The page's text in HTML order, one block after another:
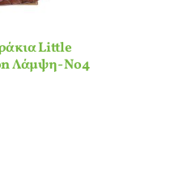
Little
Λάμψη- Νο4